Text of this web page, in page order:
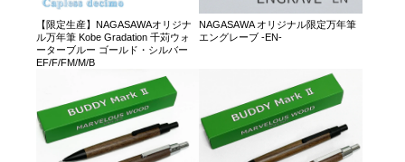
【限定生産】NAGASAWAオリジナ
ル万年筆 Kobe Gradation 千苅ウォ
ーターブルー ゴールド・シルバー
EF/F/FM/M/B
NAGASAWA オリジナル限定万年筆
エングレーブ -EN-